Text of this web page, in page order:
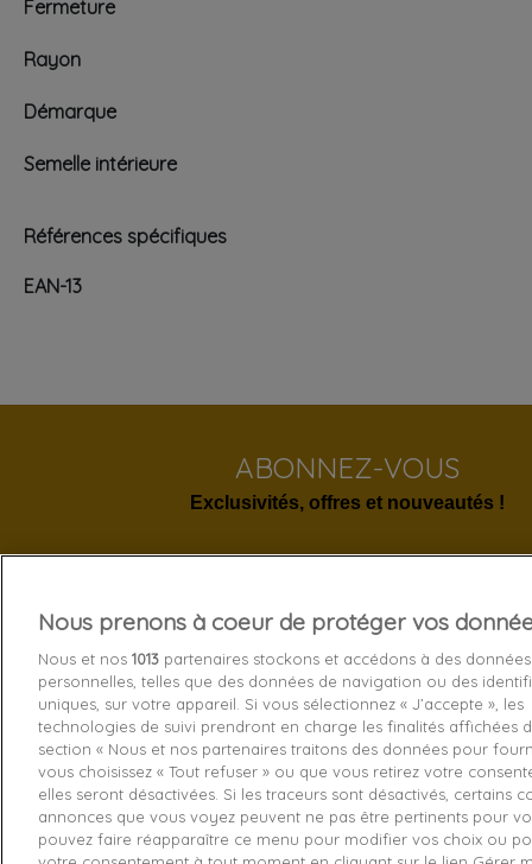
Fermeture
Rayon
Démarque
Semelle intérieure
Références spécifiques
EAN-13
ABONNEZ-VOUS
Exclusivités, offres et nouveautés !
Services
Livraison
Echange
Paiement
Retourner
Nous prenons à coeur de protéger vos
Nous et nos 1013 partenaires stockons et accédons à des données
personnelles, telles que des données de navigation ou des
uniques, sur votre appareil. Si vous sélectionnez « J’accepte », les
technologies de suivi prendront en charge les finalités affichées
section « Nous et nos partenaires traitons des données pour
vous choisissez « Tout refuser » ou que vous retirez votre
elles seront désactivées. Si les traceurs sont désactivés, certains
annonces que vous voyez peuvent ne pas être pertinents pour
pouvez faire réapparaître ce menu pour modifier vos choix ou